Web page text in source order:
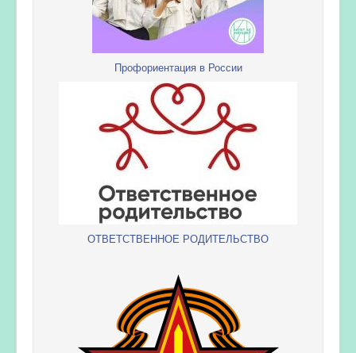
Профориентация в России
ОТВЕТСТВЕННОЕ РОДИТЕЛЬСТВО